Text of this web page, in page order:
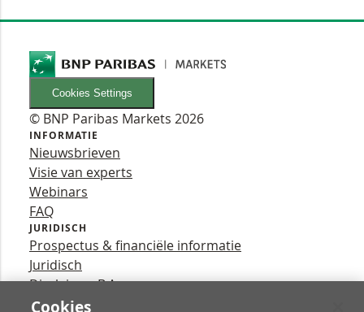
Cookies Settings
© BNP Paribas Markets 2026
INFORMATIE
Nieuwsbrieven
Visie van experts
Webinars
FAQ
JURIDISCH
Prospectus & financiële informatie
Juridisch
Disclaimer B.A.
Privacy
Cookies